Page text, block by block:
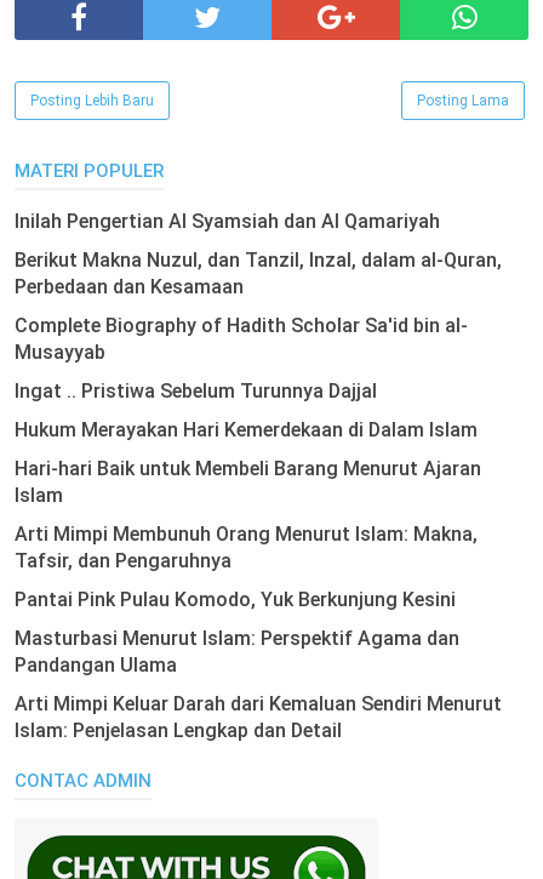
Posting Lebih Baru Posting Lama
MATERI POPULER
Inilah Pengertian Al Syamsiah dan Al Qamariyah
Berikut Makna Nuzul, dan Tanzil, Inzal, dalam al-Quran,
Perbedaan dan Kesamaan
Complete Biography of Hadith Scholar Sa'id bin al-
Musayyab
Ingat .. Pristiwa Sebelum Turunnya Dajjal
Hukum Merayakan Hari Kemerdekaan di Dalam Islam
Hari-hari Baik untuk Membeli Barang Menurut Ajaran
Islam
Arti Mimpi Membunuh Orang Menurut Islam: Makna,
Tafsir, dan Pengaruhnya
Pantai Pink Pulau Komodo, Yuk Berkunjung Kesini
Masturbasi Menurut Islam: Perspektif Agama dan
Pandangan Ulama
Arti Mimpi Keluar Darah dari Kemaluan Sendiri Menurut
Islam: Penjelasan Lengkap dan Detail
CONTAC ADMIN